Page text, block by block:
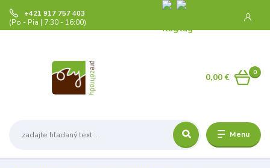
Menu
+421 917 757 403
(Po - Pia | 7:30 - 16:00)
0
0,00 €